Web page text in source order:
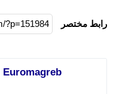
رابط مختصر
Euromagreb